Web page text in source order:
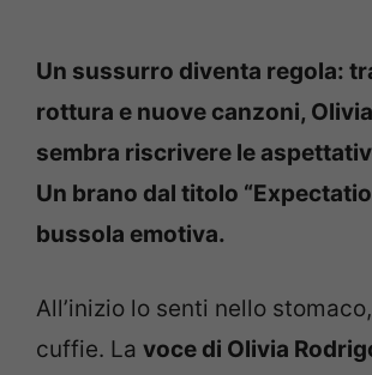
Un sussurro diventa regola:
rottura e nuove canzoni,
sembra riscrivere le
Un brano dal titolo
bussola emotiva.
All’inizio lo senti nello
cuffie. La voce di Olivia